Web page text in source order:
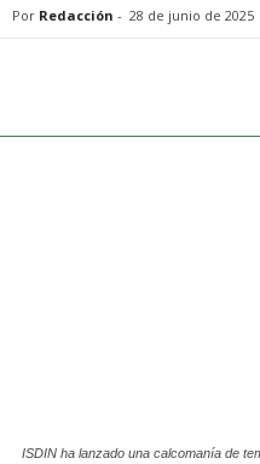
Por Redacción - 28 de junio de 2025
ISDIN ha lanzado una calcomanía de